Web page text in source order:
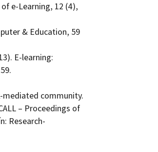
e-Learning, 12 (4),
& Education, 59
E-learning:
­mediated community.
–‌ Proceedings of
Research-